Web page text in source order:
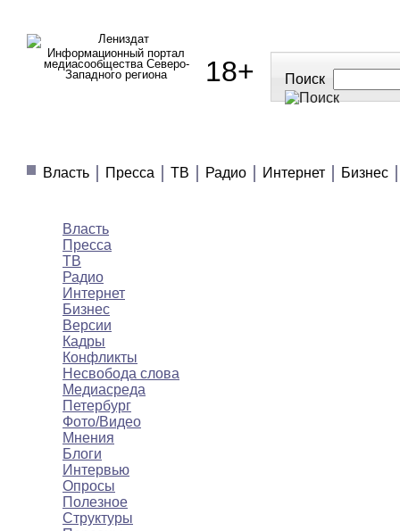
Информационный портал
медиасообщества Северо-
Западного региона
18+ Поиск
Власть
Пресса ТВ Радио Интернет Бизнес
Власть
Пресса
ТВ
Радио
Интернет
Бизнес
Версии
Кадры
Конфликты
Несвобода слова
Медиасреда
Петербург
Фото/Видео
Мнения
Блоги
Интервью
Опросы
Полезное
Структуры